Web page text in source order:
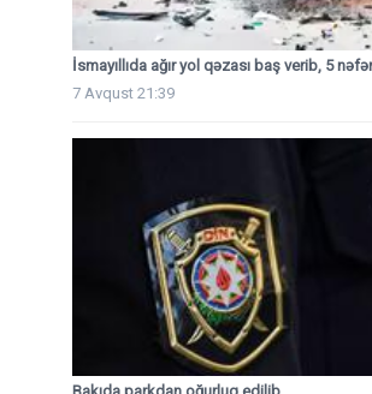
İsmayıllıda ağır yol qəzası baş verib, 5
7 Avqust 21:39